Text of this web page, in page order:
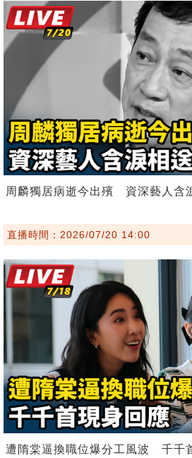
周麟獨居病逝今出殯 資深藝人含
直播時間：2026/07/20 14:00
遭隋棠逼換職位爆分工風波 千千